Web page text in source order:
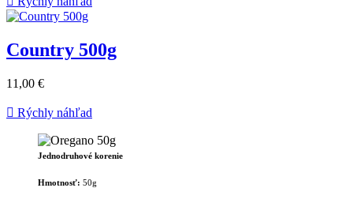
Country 500g
11,00 €
 Rýchly náhľad
Jednodruhové korenie
Hmotnosť: 50g